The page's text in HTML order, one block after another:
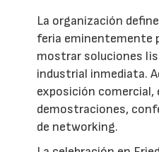
La organización
feria eminentemente
mostrar soluciones
industrial inmediata.
exposición
demostraciones,
de networking.